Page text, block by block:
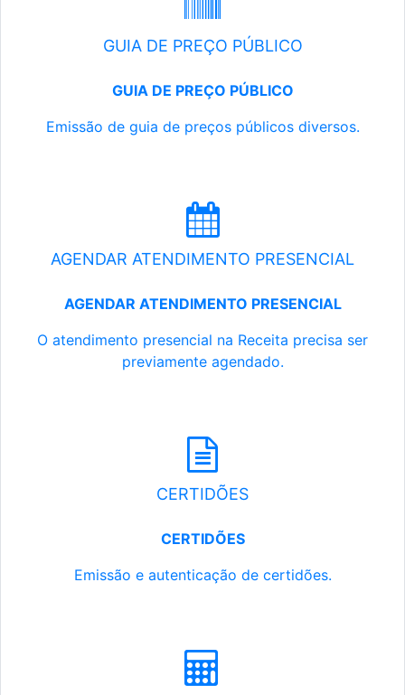
GUIA DE PREÇO PÚBLICO
GUIA DE PREÇO PÚBLICO
Emissão de guia de preços públicos diversos.
AGENDAR ATENDIMENTO PRESENCIAL
AGENDAR ATENDIMENTO PRESENCIAL
O atendimento presencial na Receita precisa ser
previamente agendado.
CERTIDÕES
CERTIDÕES
Emissão e autenticação de certidões.